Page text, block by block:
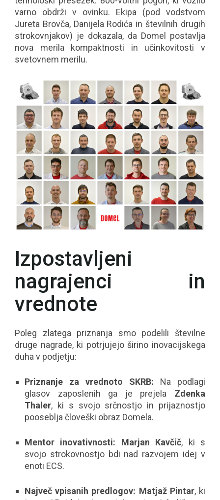
varno obdrži v ovinku. Ekipa (pod vodstvom
Jureta Brovča, Danijela Rodića in številnih drugih
strokovnjakov) je dokazala, da Domel postavlja
nova merila kompaktnosti in učinkovitosti v
svetovnem merilu.
Izpostavljeni
nagrajenci in
vrednote
Poleg zlatega priznanja smo podelili številne
druge nagrade, ki potrjujejo širino inovacijskega
duha v podjetju:
Priznanje za vrednoto SKRB: Na podlagi
glasov zaposlenih ga je prejela Zdenka
Thaler, ki s svojo srčnostjo in prijaznostjo
pooseblja človeški obraz Domela.
Mentor inovativnosti: Marjan Kavčič, ki s
svojo strokovnostjo bdi nad razvojem idej v
enoti ECS.
Največ vpisanih predlogov: Matjaž Pintar, ki